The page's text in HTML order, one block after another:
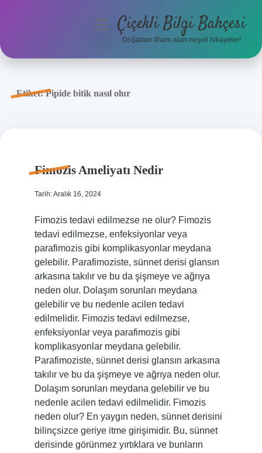
Anasayfa
menüyüÇiçekli Bilgi Bahçesi
Doğadan ilham alan neşeli hikayeler!
Etiket:Pipide bitik nasıl olur
Fimozis Ameliyatı Nedir
Tarih: Aralık 16, 2024
Fimozis tedavi edilmezse ne olur? Fimozis
tedavi edilmezse, enfeksiyonlar veya
parafimozis gibi komplikasyonlar meydana
gelebilir. Parafimoziste, sünnet derisi glansın
arkasına takılır ve bu da şişmeye ve ağrıya
neden olur. Dolaşım sorunları meydana
gelebilir ve bu nedenle acilen tedavi
edilmelidir. Fimozis tedavi edilmezse,
enfeksiyonlar veya parafimozis gibi
komplikasyonlar meydana gelebilir.
Parafimoziste, sünnet derisi glansın arkasına
takılır ve bu da şişmeye ve ağrıya neden olur.
Dolaşım sorunları meydana gelebilir ve bu
nedenle acilen tedavi edilmelidir. Fimozis
neden olur? En yaygın neden, sünnet derisini
bilinçsizce geriye itme girişimidir. Bu, sünnet
derisinde görünmez yırtıklara ve bunların